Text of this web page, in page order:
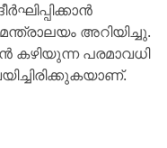
അറിയിച്ചു.
കഴിയുന്ന പരമാവധി